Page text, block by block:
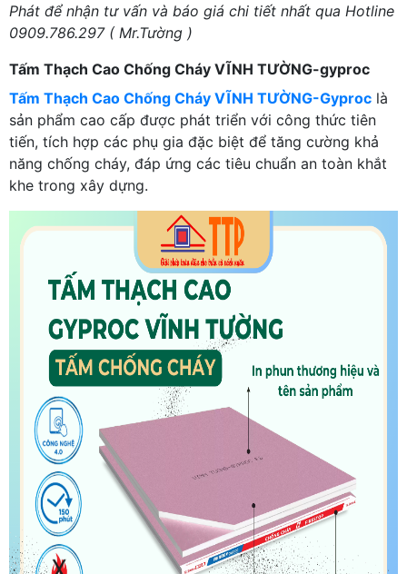
Phát để nhận tư vấn và báo giá chi tiết nhất qua Hotline
0909.786.297 ( Mr.Tường )
Tấm Thạch Cao Chống Cháy VĨNH TƯỜNG-gyproc
Tấm Thạch Cao Chống Cháy VĨNH TƯỜNG-Gyproc là
sản phẩm cao cấp được phát triển với công thức tiên
tiến, tích hợp các phụ gia đặc biệt để tăng cường khả
năng chống cháy, đáp ứng các tiêu chuẩn an toàn khắt
khe trong xây dựng.